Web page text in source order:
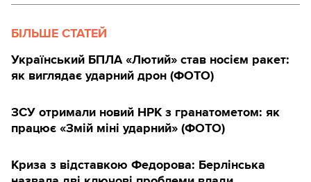
БІЛЬШЕ СТАТЕЙ
Український БПЛА «Лютий» став носієм ракет:
як виглядає ударний дрон (ФОТО)
ЗСУ отримали новий НРК з гранатометом: як
працює «Змій міні ударний» (ФОТО)
Криза з відставкою Федорова: Берлінська